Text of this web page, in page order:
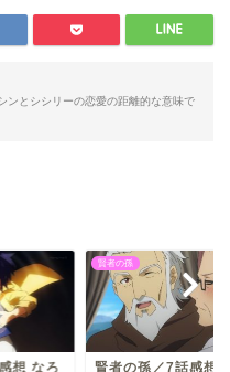
とシシリーの恋愛の距離的な意味で
想 なろ
賢者の孫
賢者の孫／7話感想